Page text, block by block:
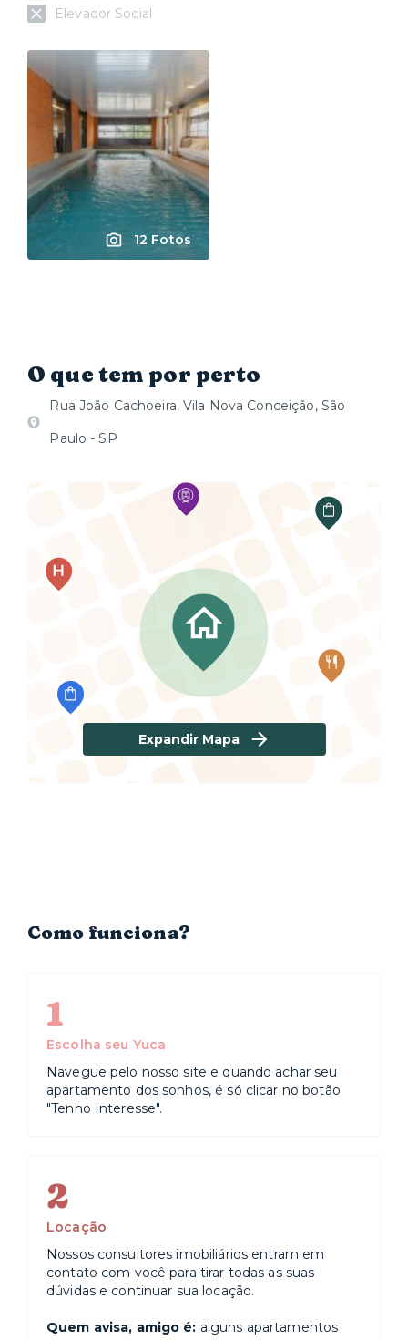
Elevador Social
12 Fotos
O que tem por perto
Rua João Cachoeira, Vila Nova Conceição, São
Paulo - SP
Expandir Mapa
Como funciona?
1
Escolha seu Yuca
Navegue pelo nosso site e quando achar seu
apartamento dos sonhos, é só clicar no botão
"Tenho Interesse".
2
Locação
Nossos consultores imobiliários entram em
contato com você para tirar todas as suas
dúvidas e continuar sua locação.
Quem avisa, amigo é: alguns apartamentos